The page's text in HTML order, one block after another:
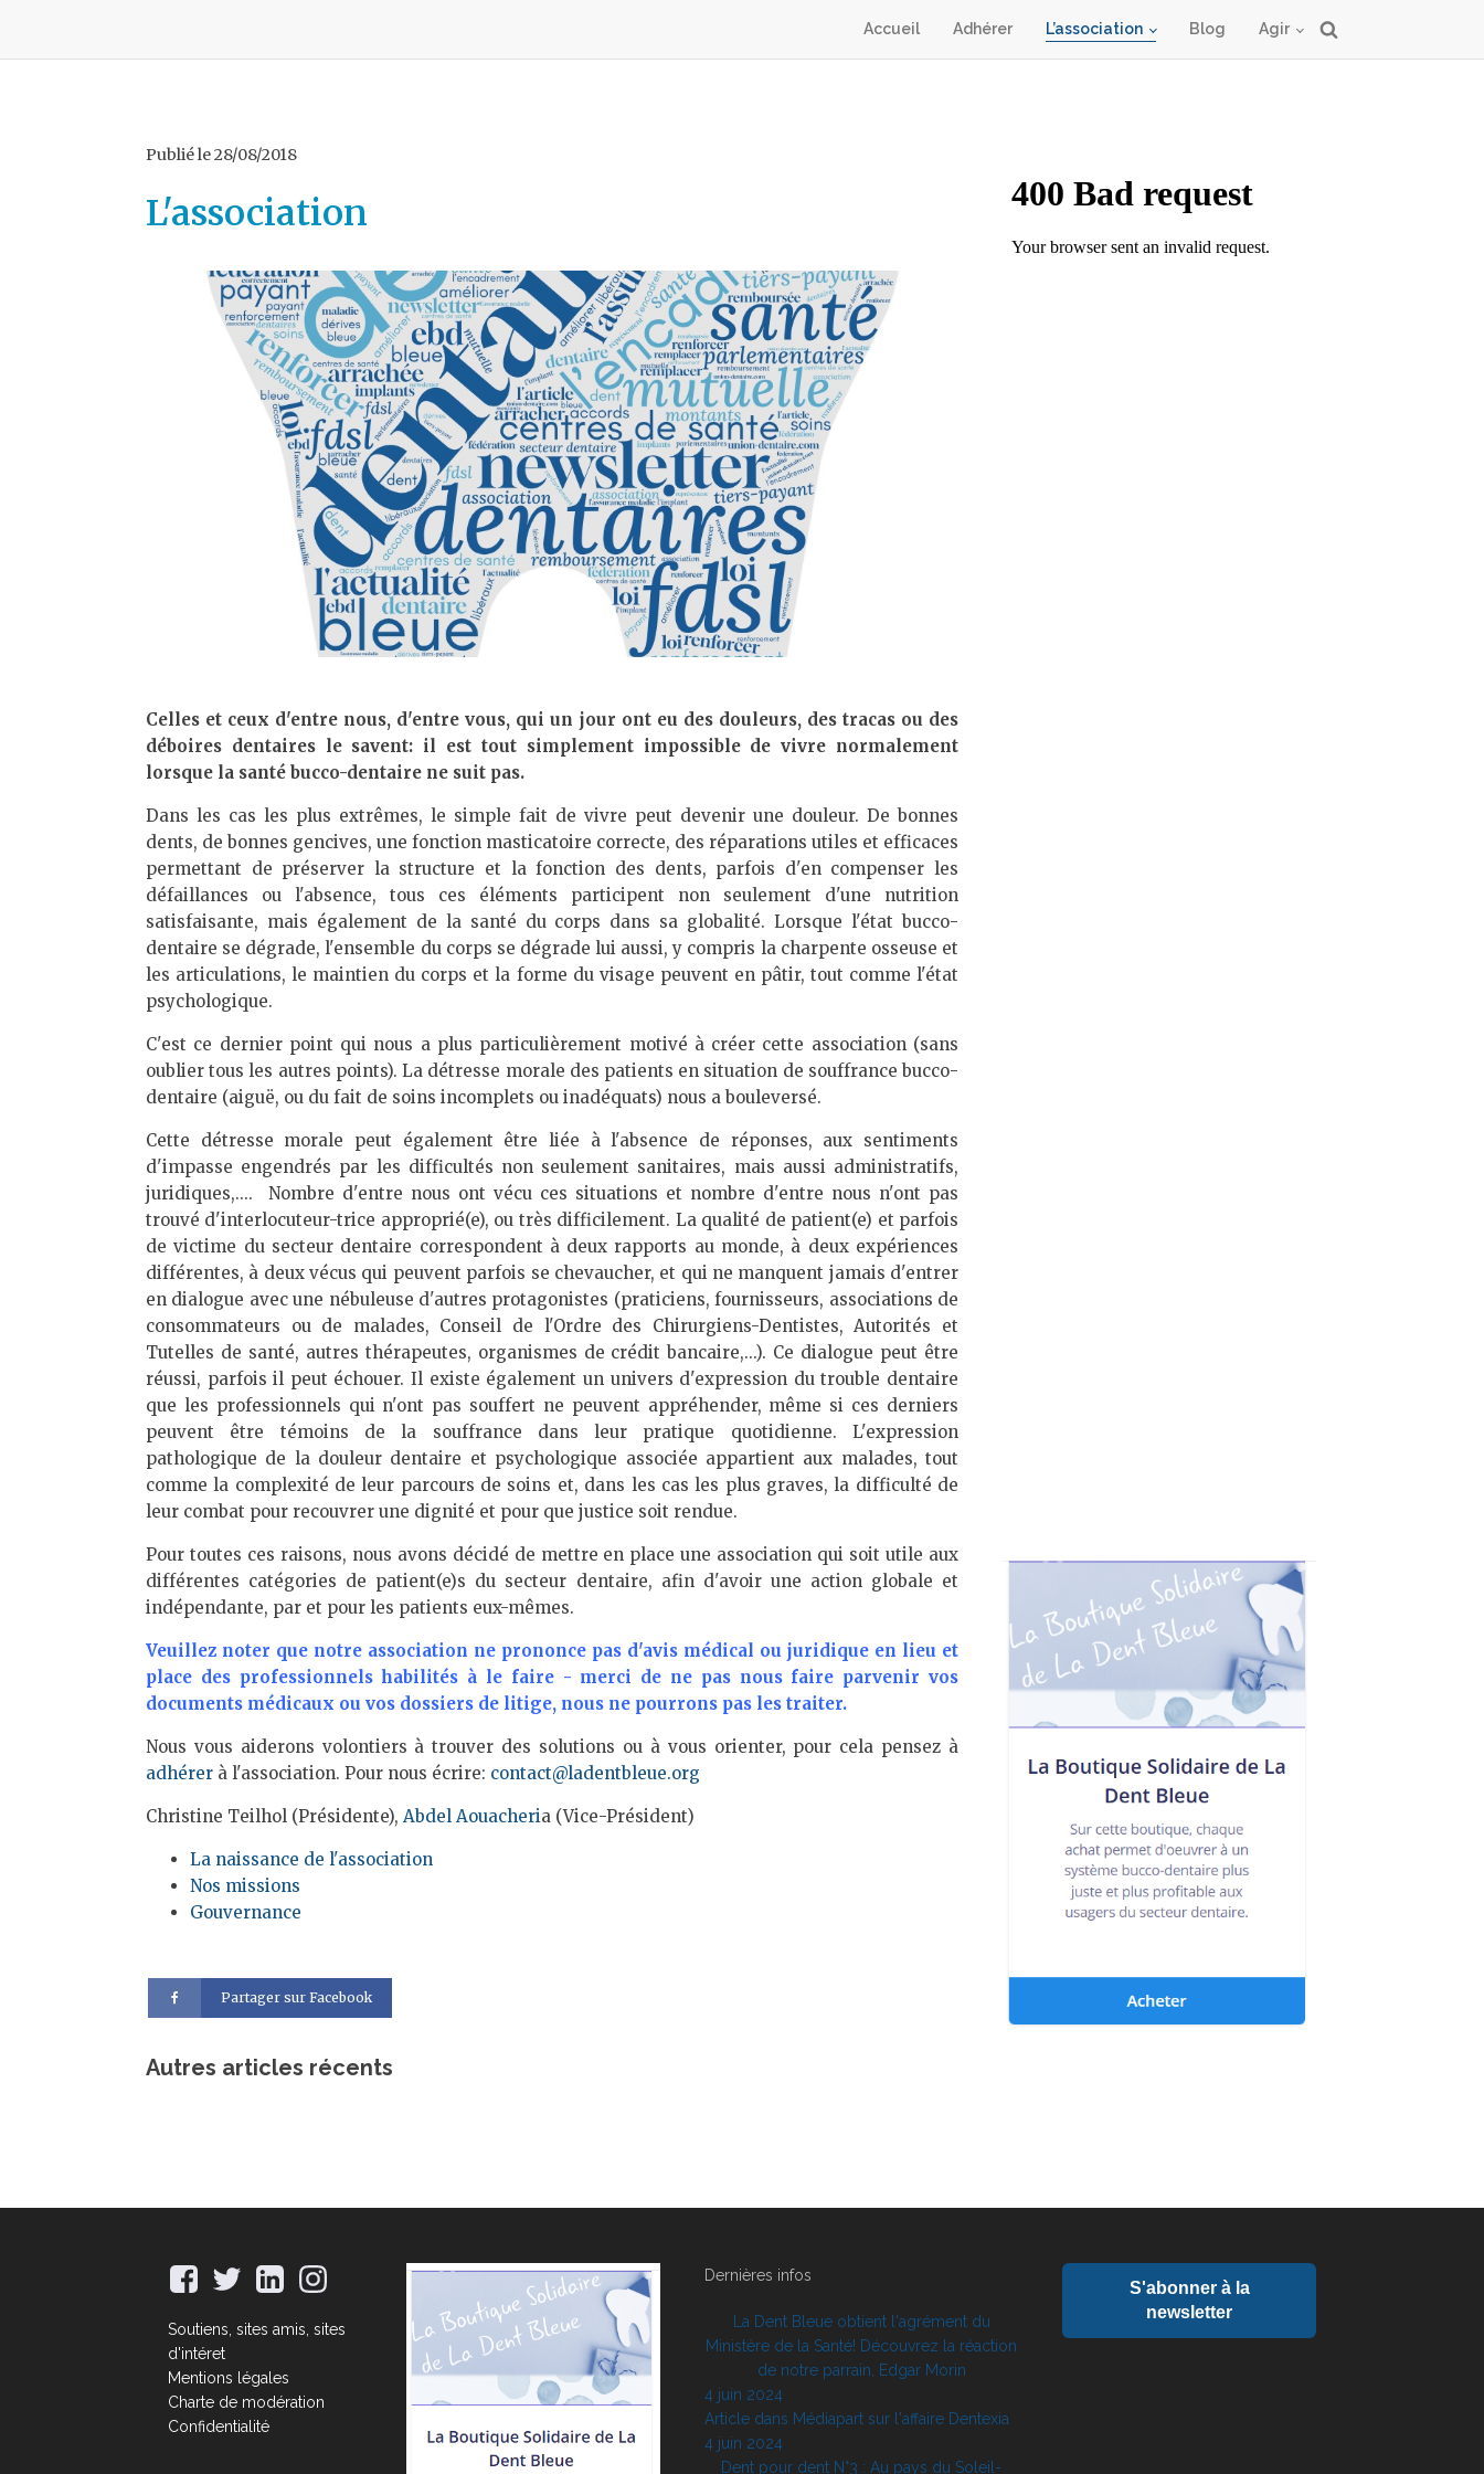
Accueil Adhérer L’association Blog Agir
Publié le28/08/2018
L'association
Celles et ceux d'entre nous, d'entre vous, qui un jour ont eu des douleurs, des tracas ou des
déboires dentaires le savent: il est tout simplement impossible de vivre normalement
lorsque la santé bucco-dentaire ne suit pas.
Dans les cas les plus extrêmes, le simple fait de vivre peut devenir une douleur. De bonnes
dents, de bonnes gencives, une fonction masticatoire correcte, des réparations utiles et efficaces
permettant de préserver la structure et la fonction des dents, parfois d'en compenser les
défaillances ou l'absence, tous ces éléments participent non seulement d'une nutrition
satisfaisante, mais également de la santé du corps dans sa globalité. Lorsque l'état bucco-
dentaire se dégrade, l'ensemble du corps se dégrade lui aussi, y compris la charpente osseuse et
les articulations, le maintien du corps et la forme du visage peuvent en pâtir, tout comme l'état
psychologique.
C'est ce dernier point qui nous a plus particulièrement motivé à créer cette association (sans
oublier tous les autres points). La détresse morale des patients en situation de souffrance bucco-
dentaire (aiguë, ou du fait de soins incomplets ou inadéquats) nous a bouleversé.
Cette détresse morale peut également être liée à l'absence de réponses, aux sentiments
d'impasse engendrés par les difficultés non seulement sanitaires, mais aussi administratifs,
juridiques,.... Nombre d'entre nous ont vécu ces situations et nombre d'entre nous n'ont pas
trouvé d'interlocuteur-trice approprié(e), ou très difficilement. La qualité de patient(e) et parfois
de victime du secteur dentaire correspondent à deux rapports au monde, à deux expériences
différentes, à deux vécus qui peuvent parfois se chevaucher, et qui ne manquent jamais d'entrer
en dialogue avec une nébuleuse d'autres protagonistes (praticiens, fournisseurs, associations de
consommateurs ou de malades, Conseil de l'Ordre des Chirurgiens-Dentistes, Autorités et
Tutelles de santé, autres thérapeutes, organismes de crédit bancaire,...). Ce dialogue peut être
réussi, parfois il peut échouer. Il existe également un univers d'expression du trouble dentaire
que les professionnels qui n'ont pas souffert ne peuvent appréhender, même si ces derniers
peuvent être témoins de la souffrance dans leur pratique quotidienne. L'expression
pathologique de la douleur dentaire et psychologique associée appartient aux malades, tout
comme la complexité de leur parcours de soins et, dans les cas les plus graves, la difficulté de
leur combat pour recouvrer une dignité et pour que justice soit rendue.
Pour toutes ces raisons, nous avons décidé de mettre en place une association qui soit utile aux
différentes catégories de patient(e)s du secteur dentaire, afin d'avoir une action globale et
indépendante, par et pour les patients eux-mêmes.
Veuillez noter que notre association ne prononce pas d'avis médical ou juridique en lieu et
place des professionnels habilités à le faire - merci de ne pas nous faire parvenir vos
documents médicaux ou vos dossiers de litige, nous ne pourrons pas les traiter.
Nous vous aiderons volontiers à trouver des solutions ou à vous orienter, pour cela pensez à
adhérer à l'association. Pour nous écrire: contact@ladentbleue.org
Christine Teilhol (Présidente), Abdel Aouacheria (Vice-Président)
La naissance de l'association
Nos missions
Gouvernance
Partager sur Facebook
Autres articles récents
Soutiens, sites amis, sites
d'intéret
Mentions légales
Charte de modération
Confidentialité
Dernières infos
La Dent Bleue obtient l'agrément du
Ministère de la Santé! Découvrez la réaction
de notre parrain, Edgar Morin
4 juin 2024
Article dans Médiapart sur l'affaire Dentexia
4 juin 2024
Dent pour dent N°3 : Au pays du Soleil-
S'abonner à la
newsletter